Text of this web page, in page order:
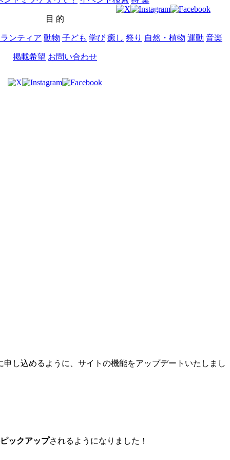
目 的
ンティア 動物 子ども 学び 癒し 祭り 自然・植物 運動 音楽
掲載希望 お問い合わせ
し込めるように、サイトの機能をアップデートいたしまし
ックアップされるようになりました！